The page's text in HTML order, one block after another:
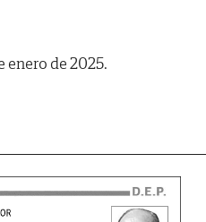
enero de 2025.